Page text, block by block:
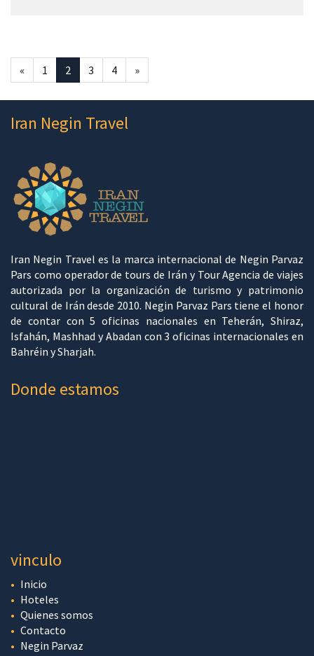
« 1 2 3 4 »
Iran Negin Travel
Iran Negin Travel es la marca internacional de Negin Parvaz
Pars como operador de tours de Irán y Tour Agencia de viajes
autorizada por la organización de turismo y patrimonio
cultural de Irán desde 2010. Negin Parvaz Pars tiene el honor
de contar con 5 oficinas nacionales en Teherán, Shiraz,
Isfahán, Mashhad y Abadan con 3 oficinas internacionales en
Bahréin y Sharjah.
Donde estamos
vinculo
Inicio
Hoteles
Quienes somos
Contacto
Negin Parvaz